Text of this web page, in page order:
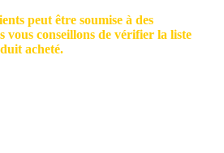
peut être soumise à des
vous conseillons de vérifier la liste
acheté.